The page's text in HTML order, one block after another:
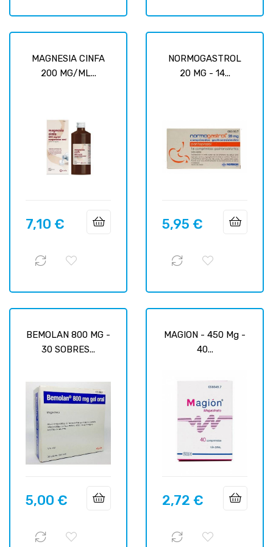
MAGNESIA CINFA
200 MG/ML...
Prix
7,10 €
NORMOGASTROL
20 MG - 14...
Prix
5,95 €
BEMOLAN 800 MG -
30 SOBRES...
Prix
5,00 €
MAGION - 450 Mg -
40...
Prix
2,72 €